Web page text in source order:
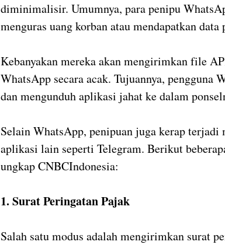
diminimalisir. Umumnya, para penipu
menguras uang korban atau mendapatkan data
Kebanyakan mereka akan mengirimkan file
WhatsApp secara acak. Tujuannya, pengguna
dan mengunduh aplikasi jahat ke dalam
Selain WhatsApp, penipuan juga kerap
aplikasi lain seperti Telegram. Berikut
ungkap CNBCIndonesia:
1. Surat Peringatan Pajak
Salah satu modus adalah mengirimkan surat